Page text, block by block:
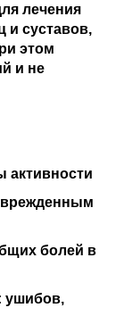
лечения
и суставов,
этом
и не
активности
болей в
ушибов,